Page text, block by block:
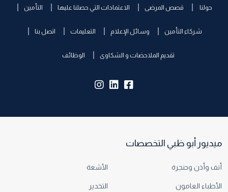
حولنا قصص المرضى الاعتمادات التي حصلنا عليها التأمين
شركاء التأمين وسائل الإعلام التعليمات اتصل بنا
تقديم الملاحضات و الشكاوى الوظائف
fb:
lk:
insta:
ميديور أبو ظبي التخصصات
أنف وأذن وحنجرة الأشعة
الأطباء العامون التخدير